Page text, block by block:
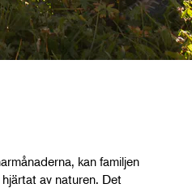
kan familjen
av naturen. Det